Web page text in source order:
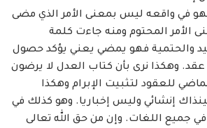
في واقعه ليس بمعنى الأمر الذي مضى
الأمر ‏المحتوم ومنه جاءت كلمة
والحتمية فهو يمضي يعني يؤكد حصول
عقد. وهكذا نرى بأن كتاب العدل لا يرضون
للعقود لتثبيت ‏الإبرام وهكذا
إنشائي وليس إخباريا. وهو كذلك في
جميع اللغات. وإن من حق الله تعالى